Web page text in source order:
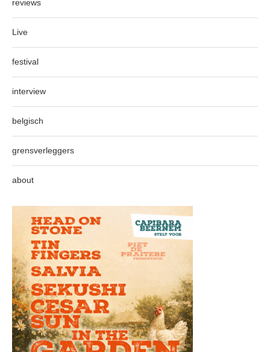
reviews
Live
festival
interview
belgisch
grensverleggers
about